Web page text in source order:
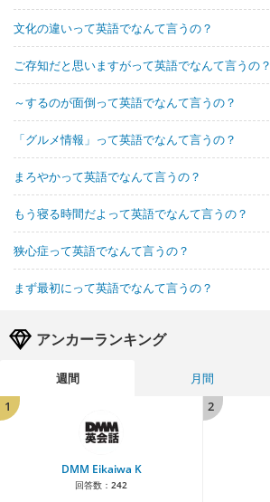
文化の違いって英語でなんて言うの？
ご存知だと思いますがって英語でなんて言うの？
～するのが面倒って英語でなんて言うの？
「グルメ情報」って英語でなんて言うの？
まろやかって英語でなんて言うの？
もう寝る時間だよって英語でなんて言うの？
狭心症って英語でなんて言うの？
まず最初にって英語でなんて言うの？
アンカーランキング
週間 月間
1
DMM Eikaiwa K
回答数： 242
2